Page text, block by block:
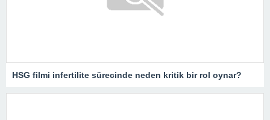
HSG filmi infertilite sürecinde neden kritik bir rol oynar?